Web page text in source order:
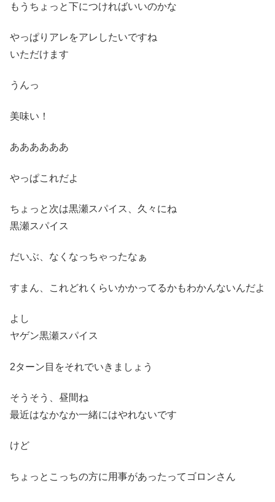
もうちょっと下につければいいのかな
やっぱりアレをアレしたいですね
いただけます
うんっ
美味い！
ああああああ
やっぱこれだよ
ちょっと次は黒瀬スパイス、久々にね
黒瀬スパイス
だいぶ、なくなっちゃったなぁ
すまん、これどれくらいかかってるかもわかんないんだよ
よし
ヤゲン黒瀬スパイス
2ターン目をそれでいきましょう
そうそう、昼間ね
最近はなかなか一緒にはやれないです
けど
ちょっとこっちの方に用事があったってゴロンさん